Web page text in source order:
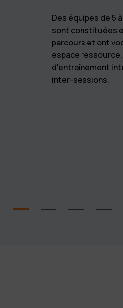
Des équipes de 5
sont constituées
parcours et ont
espace
d'entraînement
inter-sessions.